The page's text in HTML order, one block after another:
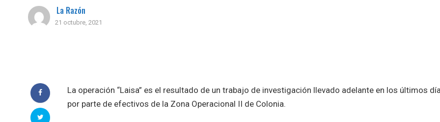
La Razón
21 octubre, 2021
La operación “Laisa” es el resultado de un trabajo de investigación llevado adelante en los últimos
por parte de efectivos de la Zona Operacional II de Colonia.